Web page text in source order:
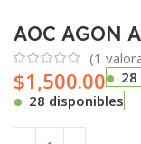
AOC AGON
(1
$1,500.00
28 disponibles